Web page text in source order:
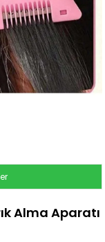
Alma Aparatı